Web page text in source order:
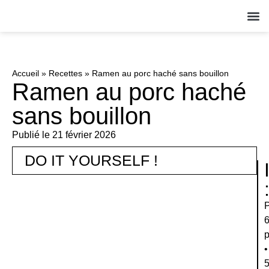
Accueil » Recettes » Ramen au porc haché sans bouillon
Ramen au porc haché
sans bouillon
Publié le 21 février 2026
:
6
•
DO IT YOURSELF !